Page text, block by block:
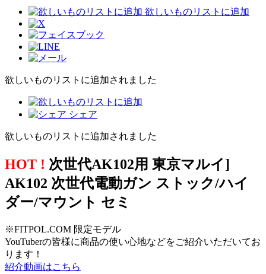
欲しいものリストに追加
欲しいものリストに追加されました
シェア
欲しいものリストに追加されました
HOT ! 次世代AK102用 東京マルイ]
AK102 次世代電動ガン ストック/ハイ
ダー/マウント セミ
※FITPOL.COM 限定モデル
YouTuberの皆様に商品の使い心地などをご紹介いただいてお
ります！
紹介動画はこちら